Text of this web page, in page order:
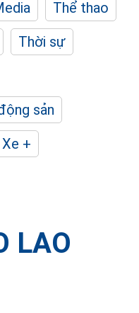
Thể thao
Thời sự
sản
Xe +
LAO